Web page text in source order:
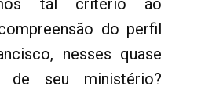
tal critério ao
do perfil
nesses quase
de seu ministério?